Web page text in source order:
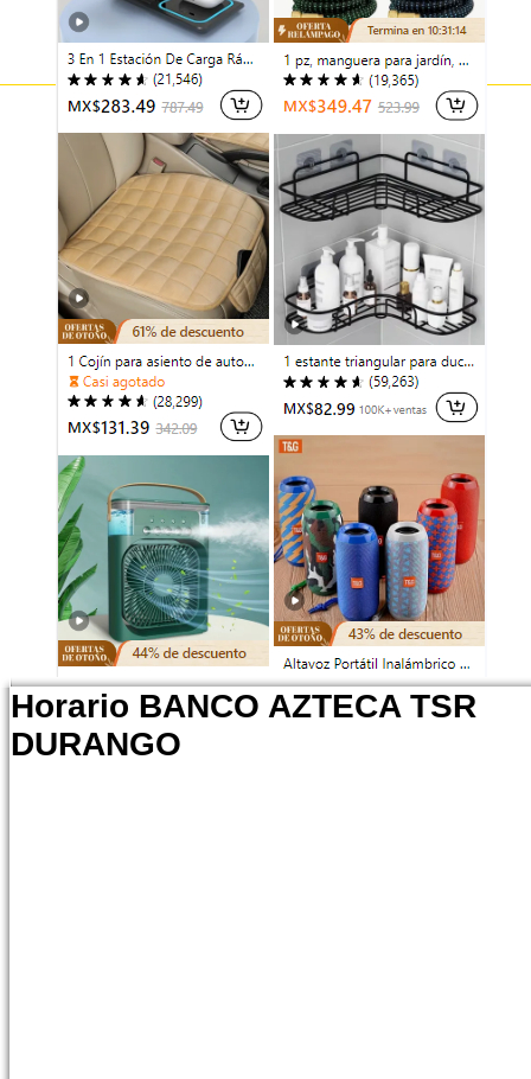
Horario BANCO AZTECA TSR
DURANGO